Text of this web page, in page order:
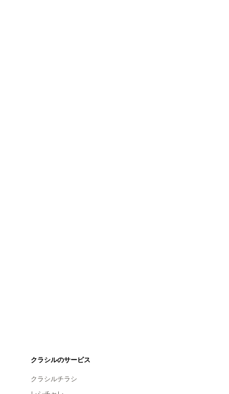
クラシルのサービス
クラシルチラシ